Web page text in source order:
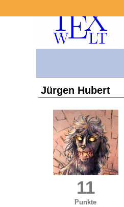
Jürgen Hubert
11
Punkte